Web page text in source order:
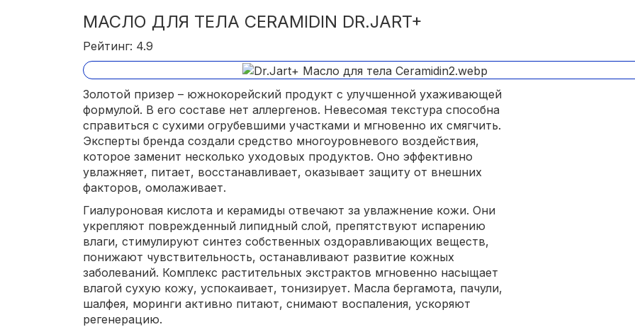
МАСЛО ДЛЯ ТЕЛА CERAMIDIN DR.JART+
Рейтинг: 4.9
Золотой призер – южнокорейский продукт с улучшенной ухаживающей
формулой. В его составе нет аллергенов. Невесомая текстура способна
справиться с сухими огрубевшими участками и мгновенно их смягчить.
Эксперты бренда создали средство многоуровневого воздействия,
которое заменит несколько уходовых продуктов. Оно эффективно
увлажняет, питает, восстанавливает, оказывает защиту от внешних
факторов, омолаживает.
Гиалуроновая кислота и керамиды отвечают за увлажнение кожи. Они
укрепляют поврежденный липидный слой, препятствуют испарению
влаги, стимулируют синтез собственных оздоравливающих веществ,
понижают чувствительность, останавливают развитие кожных
заболеваний. Комплекс растительных экстрактов мгновенно насыщает
влагой сухую кожу, успокаивает, тонизирует. Масла бергамота, пачули,
шалфея, моринги активно питают, снимают воспаления, ускоряют
регенерацию.